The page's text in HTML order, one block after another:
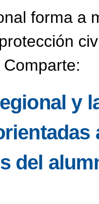
forma a
y
del